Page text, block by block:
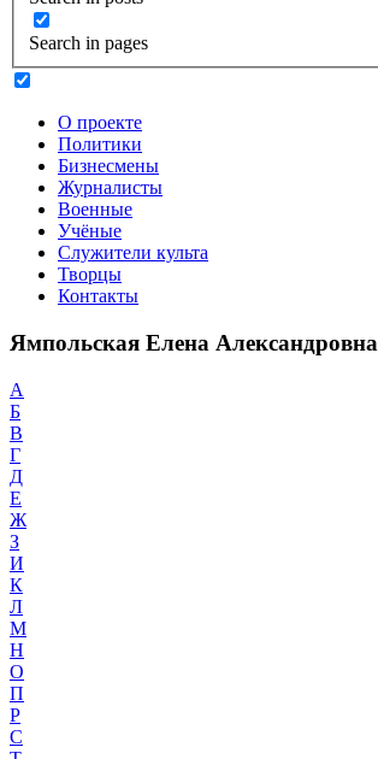
Search in pages
О проекте
Политики
Бизнесмены
Журналисты
Военные
Учёные
Служители культа
Творцы
Контакты
Ямпольская Елена Александровна
А
Б
В
Г
Д
Е
Ж
З
И
К
Л
М
Н
О
П
Р
С